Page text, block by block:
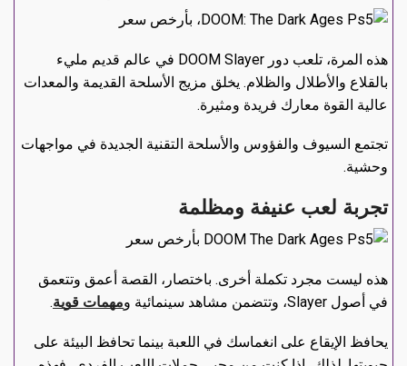
هذه المرة، تلعب دور DOOM Slayer في عالم قديم مليء
بالقلاع والأطلال والظلام. يخلق مزيج الأسلحة القديمة والمعدات
عالية القوة معارك فريدة ومثيرة.
تجتمع السيوف والفؤوس والأسلحة التقنية الجديدة في مواجهات
وحشية.
تجربة لعب عنيفة ومظلمة
هذه ليست مجرد تكملة أخرى. باختصار، القصة أعمق وتتعمق
في أصول Slayer، وتتضمن مشاهد سينمائية و
مهمات قوية.
يحافظ الإيقاع على انغماسك في اللعبة بينما تحافظ البيئة على